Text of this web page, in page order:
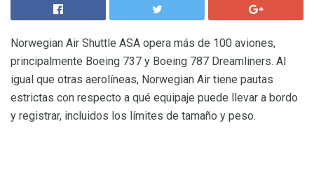
Norwegian Air Shuttle ASA opera más de 100 aviones,
principalmente Boeing 737 y Boeing 787 Dreamliners. Al
igual que otras aerolíneas, Norwegian Air tiene pautas
estrictas con respecto a qué equipaje puede llevar a bordo
y registrar, incluidos los límites de tamaño y peso.